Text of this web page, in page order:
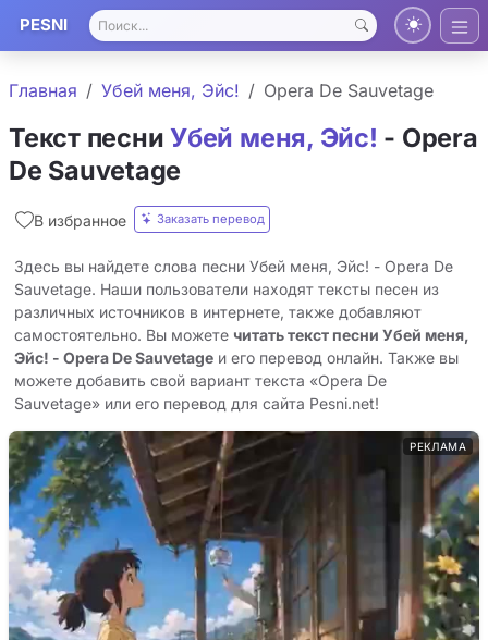
PESNI
Главная Убей меня, Эйс! Opera De Sauvetage
Текст песниУбей меня, Эйс! - Opera
De Sauvetage
В избранное Заказать перевод
Здесь вы найдете слова песни Убей меня, Эйс! - Opera De
Sauvetage. Наши пользователи находят тексты песен из
различных источников в интернете, также добавляют
самостоятельно. Вы можете читать текст песни Убей меня,
Эйс! - Opera De Sauvetage и его перевод онлайн. Также вы
можете добавить свой вариант текста «Opera De
Sauvetage» или его перевод для сайта Pesni.net!
РЕКЛАМА